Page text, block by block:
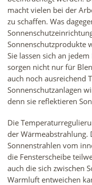
macht vielen bei der
zu schaffen. Was
Sonnenschutzprodukte
Sie lassen sich an
sorgen nicht nur für
auch noch ausreichend
Sonnenschutzanlagen
denn sie reflektieren
Die
der Wärmeabstrahlung.
Sonnenstrahlen vom
die Fensterscheibe
auch die sich zwischen
Warmluft entweichen